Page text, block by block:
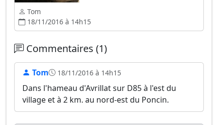
Tom
18/11/2016 à 14h15
Commentaires (1)
Tom 18/11/2016 à 14h15
Dans l'hameau d'Avrillat sur D85 à l'est du
village et à 2 km. au nord-est du Poncin.